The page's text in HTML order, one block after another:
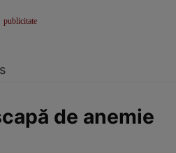
de anemie